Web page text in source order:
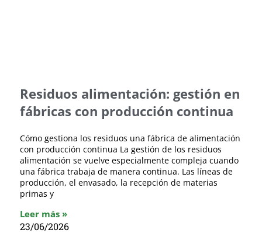
Residuos alimentación: gestión en
fábricas con producción continua
Cómo gestiona los residuos una fábrica de alimentación
con producción continua La gestión de los residuos
alimentación se vuelve especialmente compleja cuando
una fábrica trabaja de manera continua. Las líneas de
producción, el envasado, la recepción de materias
primas y
Leer más »
23/06/2026